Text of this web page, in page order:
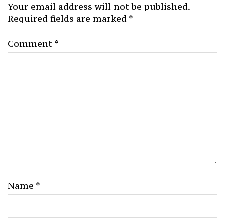
Your email address will not be published.
Required fields are marked *
Comment *
Name *